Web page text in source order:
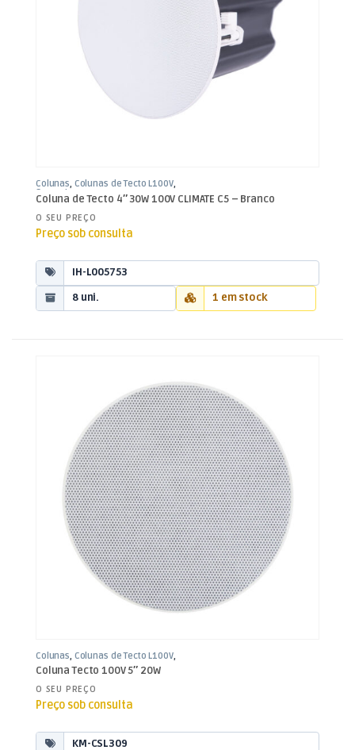
Colunas, Colunas de Tecto L100V,
Som e Luz
Coluna de Tecto 4″ 30W 100V CLIMATE C5 – Branco
O SEU PREÇO
Preço sob consulta
IH-L005753
8 uni.
1 em stock
Colunas Colunas de Tecto L100V,
Som e Luz
Coluna Tecto 100V 5″ 20W
O SEU PREÇO
Preço sob consulta
KM-CSL309